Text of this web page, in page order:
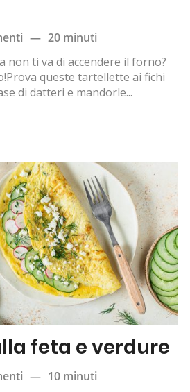
— 20 minuti
non ti va di accendere il forno?
queste tartellette ai fichi
di datteri e mandorle...
feta e verdure
— 10 minuti